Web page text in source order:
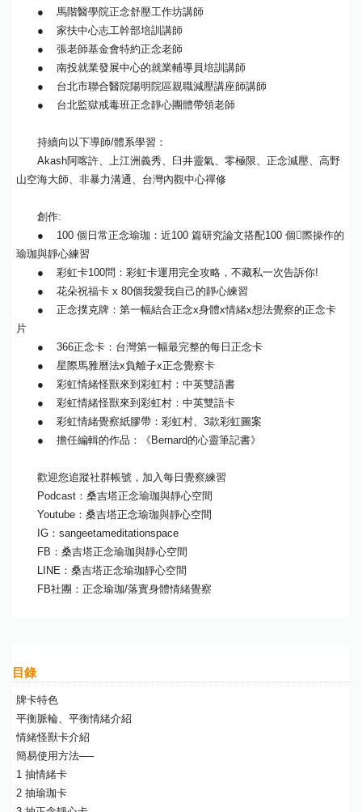
● 馬階醫學院正念舒壓工作坊講師
● 家扶中心志工幹部培訓講師
● 張老師基金會特約正念老師
● 南投就業發展中心的就業輔導員培訓講師
● 台北市聯合醫院陽明院區親職減壓講座師講師
● 台北監獄戒毒班正念靜心團體帶領老師
持續向以下導師/體系學習：
Akash阿喀許、上江洲義秀、臼井靈氣、零極限、正念減壓、高野
山空海大師、非暴力溝通、台灣內觀中心禪修
創作:
● 100 個日常正念瑜珈：近100 篇研究論文搭配100 個􏰀際操作的
瑜珈與靜心練習
● 彩虹卡100問：彩虹卡運用完全攻略，不藏私一次告訴你!
● 花朵祝福卡 x 80個我愛我自己的靜心練習
● 正念撲克牌：第一幅結合正念x身體x情緒x想法覺察的正念卡
片
● 366正念卡：台灣第一幅最完整的每日正念卡
● 星際馬雅曆法x負離子x正念覺察卡
● 彩虹情緒怪獸來到彩虹村：中英雙語書
● 彩虹情緒怪獸來到彩虹村：中英雙語卡
● 彩虹情緒覺察紙膠帶：彩虹村、3款彩虹圖案
● 擔任編輯的作品：《Bernard的心靈筆記書》
歡迎您追蹤社群帳號，加入每日覺察練習
Podcast：桑吉塔正念瑜珈與靜心空間
Youtube：桑吉塔正念瑜珈與靜心空間
IG：sangeetameditationspace
FB：桑吉塔正念瑜珈與靜心空間
LINE：桑吉塔正念瑜珈靜心空間
FB社團：正念瑜珈/落實身體情緒覺察
目錄
牌卡特色
平衡脈輪、平衡情緒介紹
情緒怪獸卡介紹
簡易使用方法──
1 抽情緒卡
2 抽瑜珈卡